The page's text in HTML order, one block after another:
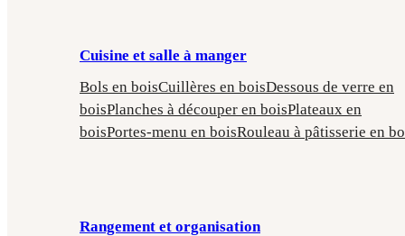
Cuisine et salle à manger
Bols en boisCuillères en boisDessous de verre en
boisPlanches à découper en boisPlateaux en
boisPortes-menu en boisRouleau à pâtisserie en
Rangement et organisation